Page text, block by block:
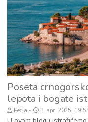
Poseta
lepota i bogate
Pedja 3. apr. 2025,